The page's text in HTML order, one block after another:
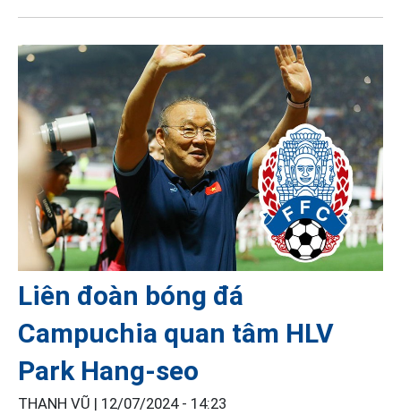
Liên đoàn bóng đá
Campuchia quan tâm HLV
Park Hang-seo
THANH VŨ | 12/07/2024 - 14:23